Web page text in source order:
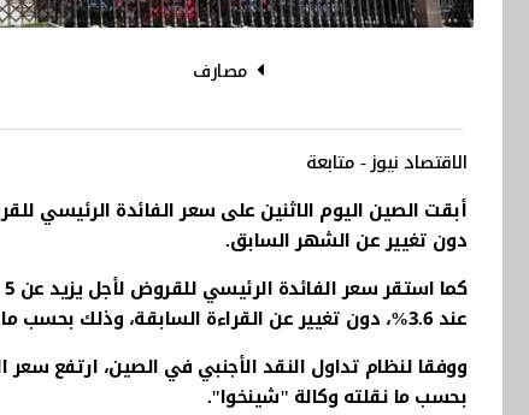
مصارف
الاقتصاد نيوز - متابعة
دون تغيير عن الشهر السابق.
عند 3.6%، دون تغيير عن القراءة السابقة، وذلك بحسب ما أفاد به المركز الوطني للتمويل بين البنوك.
بحسب ما نقلته وكالة "شينخوا".